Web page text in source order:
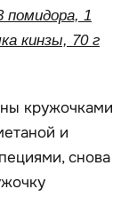
помидора, 1
кинзы, 70 г
кружочками
и
снова